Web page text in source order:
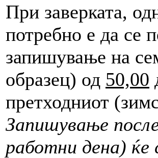
При заверката,
потребно е да се
запишување на
образец) од 50,00
претходниот
Запишување
работни дена) ќе